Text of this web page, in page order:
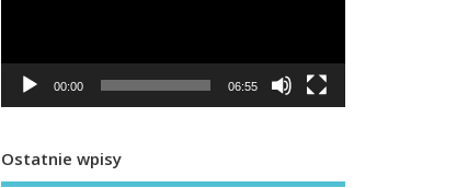
00:00 06:55
Ostatnie wpisy